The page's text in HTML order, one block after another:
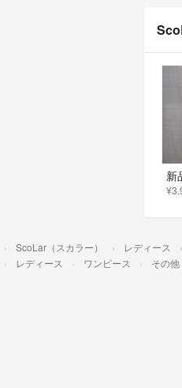
ScoLar（スカラー） レディース
レディース ワンピース その他